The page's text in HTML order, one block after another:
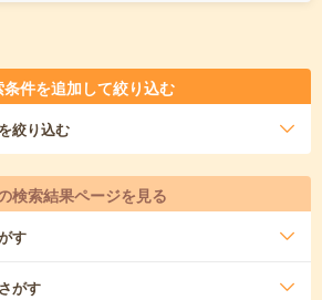
条件を追加して絞り込む
絞り込む
検索結果ページを見る
す
がす